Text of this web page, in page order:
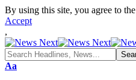
By using this site, you agree to the
Accept
,
Aa